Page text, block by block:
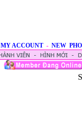
MY ACCOUNT - NEW